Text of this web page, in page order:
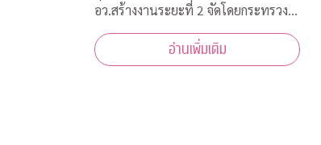
อว.สร้างงานระยะที่ 2 จัดโดยกระทรวง
การอุดมศึกษา วิทยาศาสตร์ วิจัยและ
นวัตกรรม เพื่อสร้างงานสำหรับผู้ได้รับ
ผลกระทบจากสถานการณ์วิกฤตโควิด-19
อ่านเพิ่มเติม